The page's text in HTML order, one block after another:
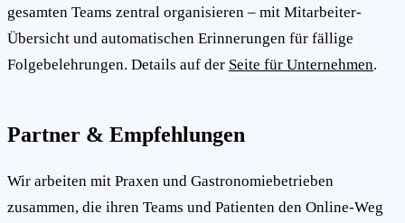
gesamten Teams zentral organisieren – mit Mitarbeiter-
Übersicht und automatischen Erinnerungen für fällige
Folgebelehrungen. Details auf der Seite für Unternehmen.
Partner & Empfehlungen
Wir arbeiten mit Praxen und Gastronomiebetrieben
zusammen, die ihren Teams und Patienten den Online-Weg